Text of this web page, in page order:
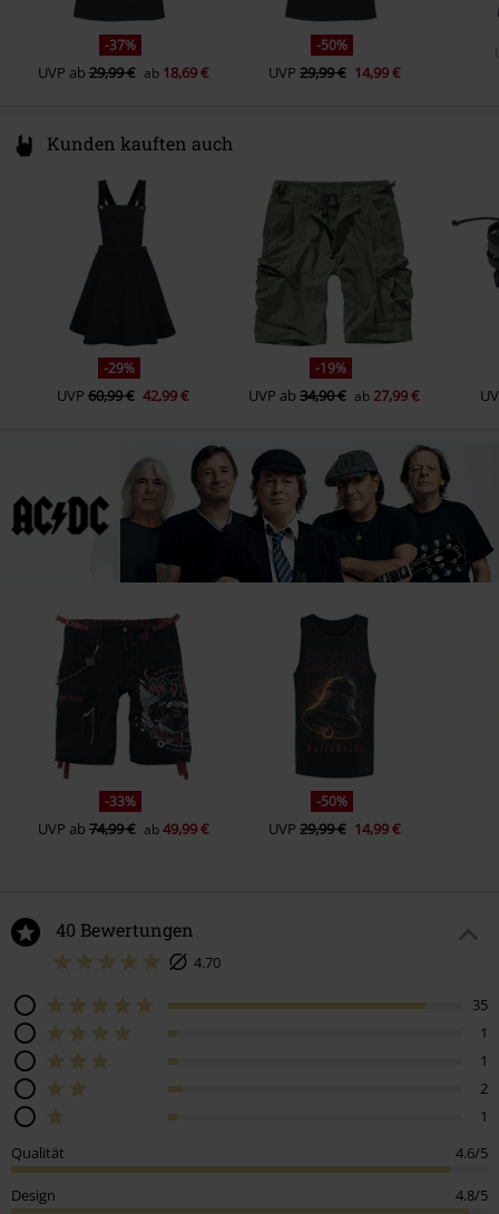
-37%
UVP ab29,99 € ab 18,69 €
-50%
UVP 29,99 € 14,99 €
Kunden kauften auch
-29%
UVP 60,99 € 42,99 €
-19%
UVP ab34,90 € ab 27,99 €
-33%
UVP ab74,99 € ab49,99 €
-50%
UVP 29,99 € 14,99 €
40 Bewertungen
4.70
35
1
1
2
1
Qualität
4.6/5
Design 4.8/5